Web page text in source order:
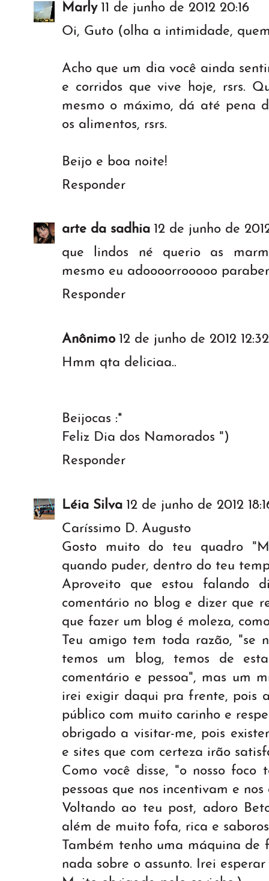
Marly 11 de junho de 2012 20:16
Oi, Guto (olha a intimidade,
Acho que um dia você ainda
e corridos que vive hoje, rsrs.
mesmo o máximo, dá até pena
os alimentos, rsrs.
Beijo e boa noite!
Responder
arte da sadhia 12 de junho de
que lindos né querio as
mesmo eu adoooorrooooo
Responder
Anônimo 12 de junho de 2012 12:32
Hmm qta deliciaa..
Beijocas :*
Feliz Dia dos Namorados ")
Responder
Léia Silva 12 de junho de 2012
Caríssimo D. Augusto
Gosto muito do teu quadro
quando puder, dentro do teu
Aproveito que estou falando
comentário no blog e dizer que
que fazer um blog é moleza,
Teu amigo tem toda razão, "se
temos um blog, temos de
comentário e pessoa", mas um
irei exigir daqui pra frente, pois
público com muito carinho e
obrigado a visitar-me, pois
e sites que com certeza irão
Como você disse, "o nosso foco
pessoas que nos incentivam e
Voltando ao teu post, adoro
além de muito fofa, rica e
Também tenho uma máquina de
nada sobre o assunto. Irei